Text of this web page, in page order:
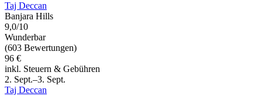
Taj Deccan
Banjara Hills
9,0/10
Wunderbar
(603 Bewertungen)
96 €
inkl. Steuern & Gebühren
2. Sept.–3. Sept.
Taj Deccan